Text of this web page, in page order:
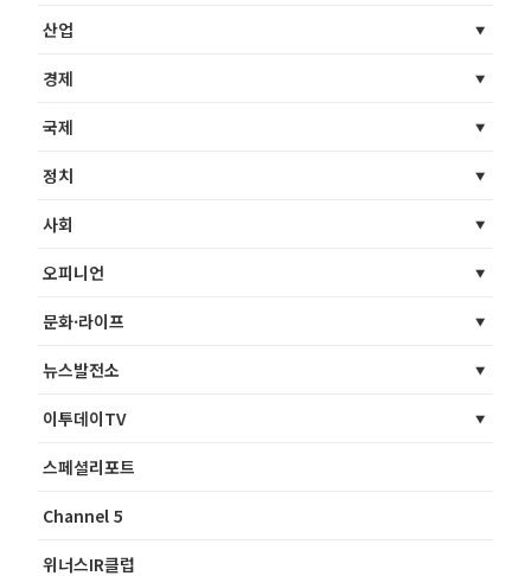
산업
경제
국제
정치
사회
오피니언
문화·라이프
뉴스발전소
이투데이TV
스페셜리포트
Channel 5
위너스IR클럽